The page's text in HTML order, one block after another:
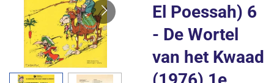
El Poessah) 6
- De Wortel
van het Kwaad